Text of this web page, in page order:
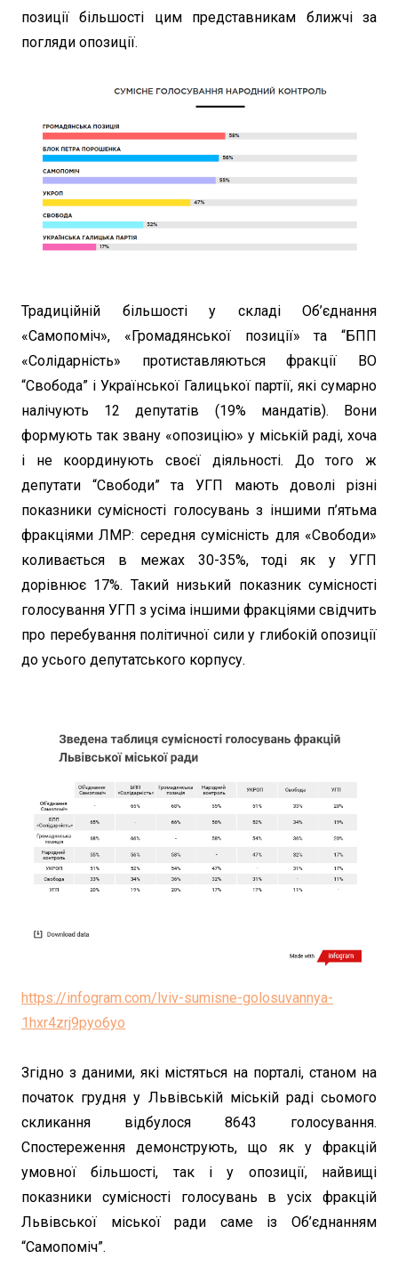
позиції більшості цим представникам ближчі за
погляди опозиції.
Традиційній більшості у складі Об’єднання
«Самопоміч», «Громадянської позиції» та “БПП
«Солідарність» протиставляються фракції ВО
“Свобода” і Української Галицької партії, які сумарно
налічують 12 депутатів (19% мандатів). Вони
формують так звану «опозицію» у міській раді, хоча
і не координують своєї діяльності. До того ж
депутати “Свободи” та УГП мають доволі різні
показники сумісності голосувань з іншими п’ятьма
фракціями ЛМР: середня сумісність для «Свободи»
коливається в межах 30-35%, тоді як у УГП
дорівнює 17%. Такий низький показник сумісності
голосування УГП з усіма іншими фракціями свідчить
про перебування політичної сили у глибокій опозиції
до усього депутатського корпусу.
https://infogram.com/lviv-sumisne-golosuvannya-
1hxr4zrj9pyo6yo
Згідно з даними, які містяться на порталі, станом на
початок грудня у Львівській міській раді сьомого
скликання відбулося 8643 голосування.
Спостереження демонструють, що як у фракцій
умовної більшості, так і у опозиції, найвищі
показники сумісності голосувань в усіх фракцій
Львівської міської ради саме із Об’єднанням
“Самопоміч”.